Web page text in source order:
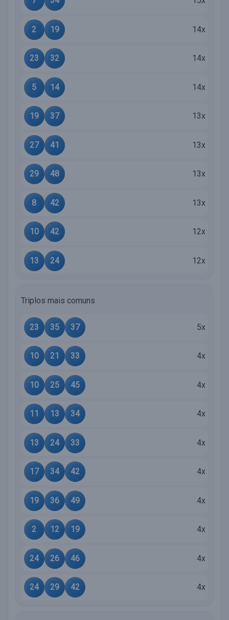
2 19 14x
23 32 14x
5 14 14x
19 37 13x
27 41 13x
29 48 13x
8 42 13x
10 42 12x
13 24 12x
Triplos mais comuns
23 35 37 5x
10 21 33 4x
10 25 45 4x
11 13 34 4x
13 24 33 4x
17 34 42 4x
19 36 49 4x
2 12 19 4x
24 26 46 4x
24 29 42 4x